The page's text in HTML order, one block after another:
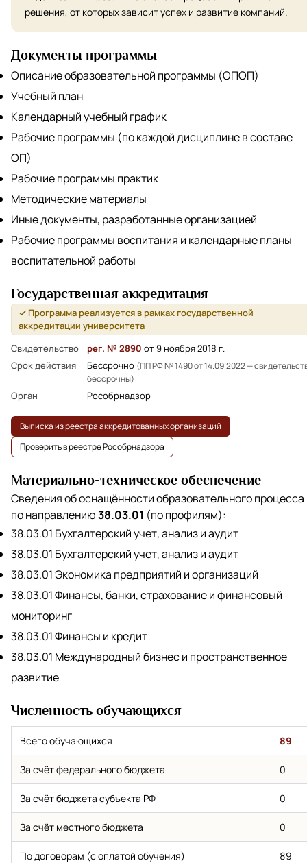
решения, от которых зависит успех и развитие компаний.
Документы программы
Описание образовательной программы (ОПОП)
Учебный план
Календарный учебный график
Рабочие программы (по каждой дисциплине в составе
ОП)
Рабочие программы практик
Методические материалы
Иные документы, разработанные организацией
Рабочие программы воспитания и календарные планы
воспитательной работы
Государственная аккредитация
✓ Программа реализуется в рамках государственной
аккредитации университета
Свидетельство
рег. № 2890 от 9 ноября 2018 г.
Срок действия
Бессрочно (ПП РФ № 1490 от 14.09.2022 —
бессрочны)
Орган Рособрнадзор
Выписка из реестра аккредитованных организаций
Проверить в реестре Рособрнадзора
Материально-техническое обеспечение
Сведения об оснащённости образовательного процесса
по направлению38.03.01 (по профилям):
38.03.01 Бухгалтерский учет, анализ и аудит
38.03.01 Бухгалтерский учет, анализ и аудит
38.03.01 Экономика предприятий и организаций
38.03.01 Финансы, банки, страхование и финансовый
мониторинг
38.03.01 Финансы и кредит
38.03.01 Международный бизнес и пространственное
развитие
Численность обучающихся
Всего обучающихся 89
За счёт федерального бюджета 0
За счёт бюджета субъекта РФ 0
За счёт местного бюджета 0
По договорам (с оплатой обучения) 89